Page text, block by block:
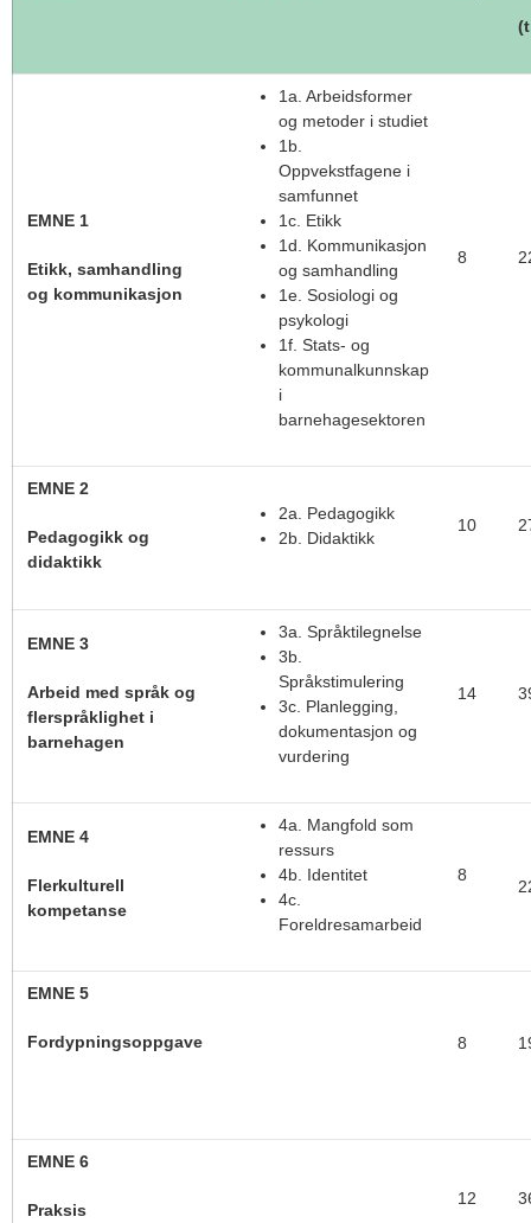
EMNE 1
Etikk, samhandling
og kommunikasjon
1a. Arbeidsformer
og metoder i studiet
1b.
Oppvekstfagene i
samfunnet
1c. Etikk
1d. Kommunikasjon
og samhandling
1e. Sosiologi og
psykologi
1f. Stats- og
kommunalkunnskap
i
barnehagesektoren
8
EMNE 2
Pedagogikk og
didaktikk
2a. Pedagogikk
2b. Didaktikk
10
EMNE 3
Arbeid med språk og
flerspråklighet i
barnehagen
3a. Språktilegnelse
3b.
Språkstimulering
3c. Planlegging,
dokumentasjon og
vurdering
14
EMNE 4
Flerkulturell
kompetanse
4a. Mangfold som
ressurs
4b. Identitet
4c.
Foreldresamarbeid
8
EMNE 5
Fordypningsoppgave 8
EMNE 6
Praksis
12